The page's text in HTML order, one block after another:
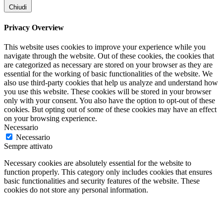
Chiudi
Privacy Overview
This website uses cookies to improve your experience while you
navigate through the website. Out of these cookies, the cookies that
are categorized as necessary are stored on your browser as they are
essential for the working of basic functionalities of the website. We
also use third-party cookies that help us analyze and understand how
you use this website. These cookies will be stored in your browser
only with your consent. You also have the option to opt-out of these
cookies. But opting out of some of these cookies may have an effect
on your browsing experience.
Necessario
Necessario
Sempre attivato
Necessary cookies are absolutely essential for the website to
function properly. This category only includes cookies that ensures
basic functionalities and security features of the website. These
cookies do not store any personal information.